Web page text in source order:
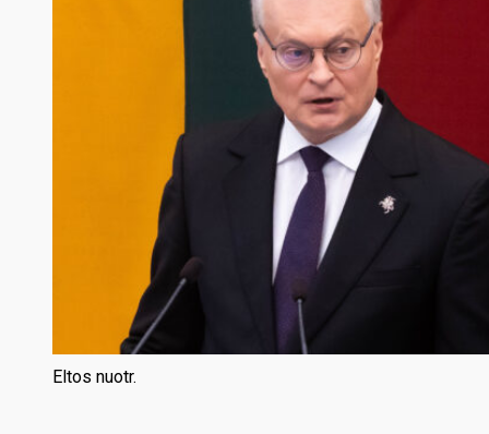
Eltos nuotr.